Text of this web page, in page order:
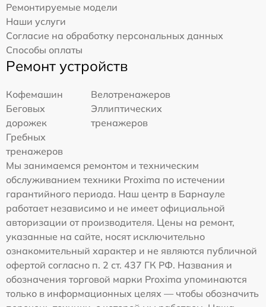
Ремонтируемые модели
Наши услуги
Согласие на обработку персональных данных
Способы оплаты
Ремонт устройств
Кофемашин
Велотренажеров
Беговых
дорожек
Эллиптических
тренажеров
Гребных
тренажеров
Мы занимаемся ремонтом и техническим
обслуживанием техники Proxima по истечении
гарантийного периода. Наш центр в Барнауле
работает независимо и не имеет официальной
авторизации от производителя. Цены на ремонт,
указанные на сайте, носят исключительно
ознакомительный характер и не являются публичной
офертой согласно п. 2 ст. 437 ГК РФ. Названия и
обозначения торговой марки Proxima упоминаются
только в информационных целях — чтобы обозначить